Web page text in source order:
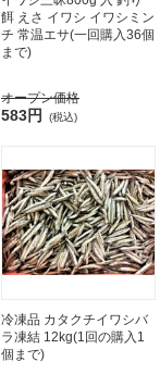
餌 えさ イワシ イワシミン
チ 常温エサ(一回購入36個
まで)
オープン価格
583円 (税込)
冷凍品 カタクチイワシバ
ラ凍結 12kg(1回の購入1
個まで)